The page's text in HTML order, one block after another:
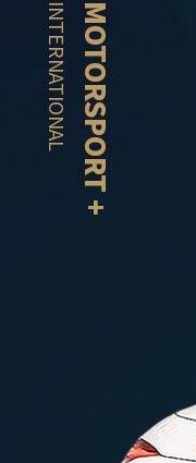
MOTORSPORT +
INTERNATIONAL